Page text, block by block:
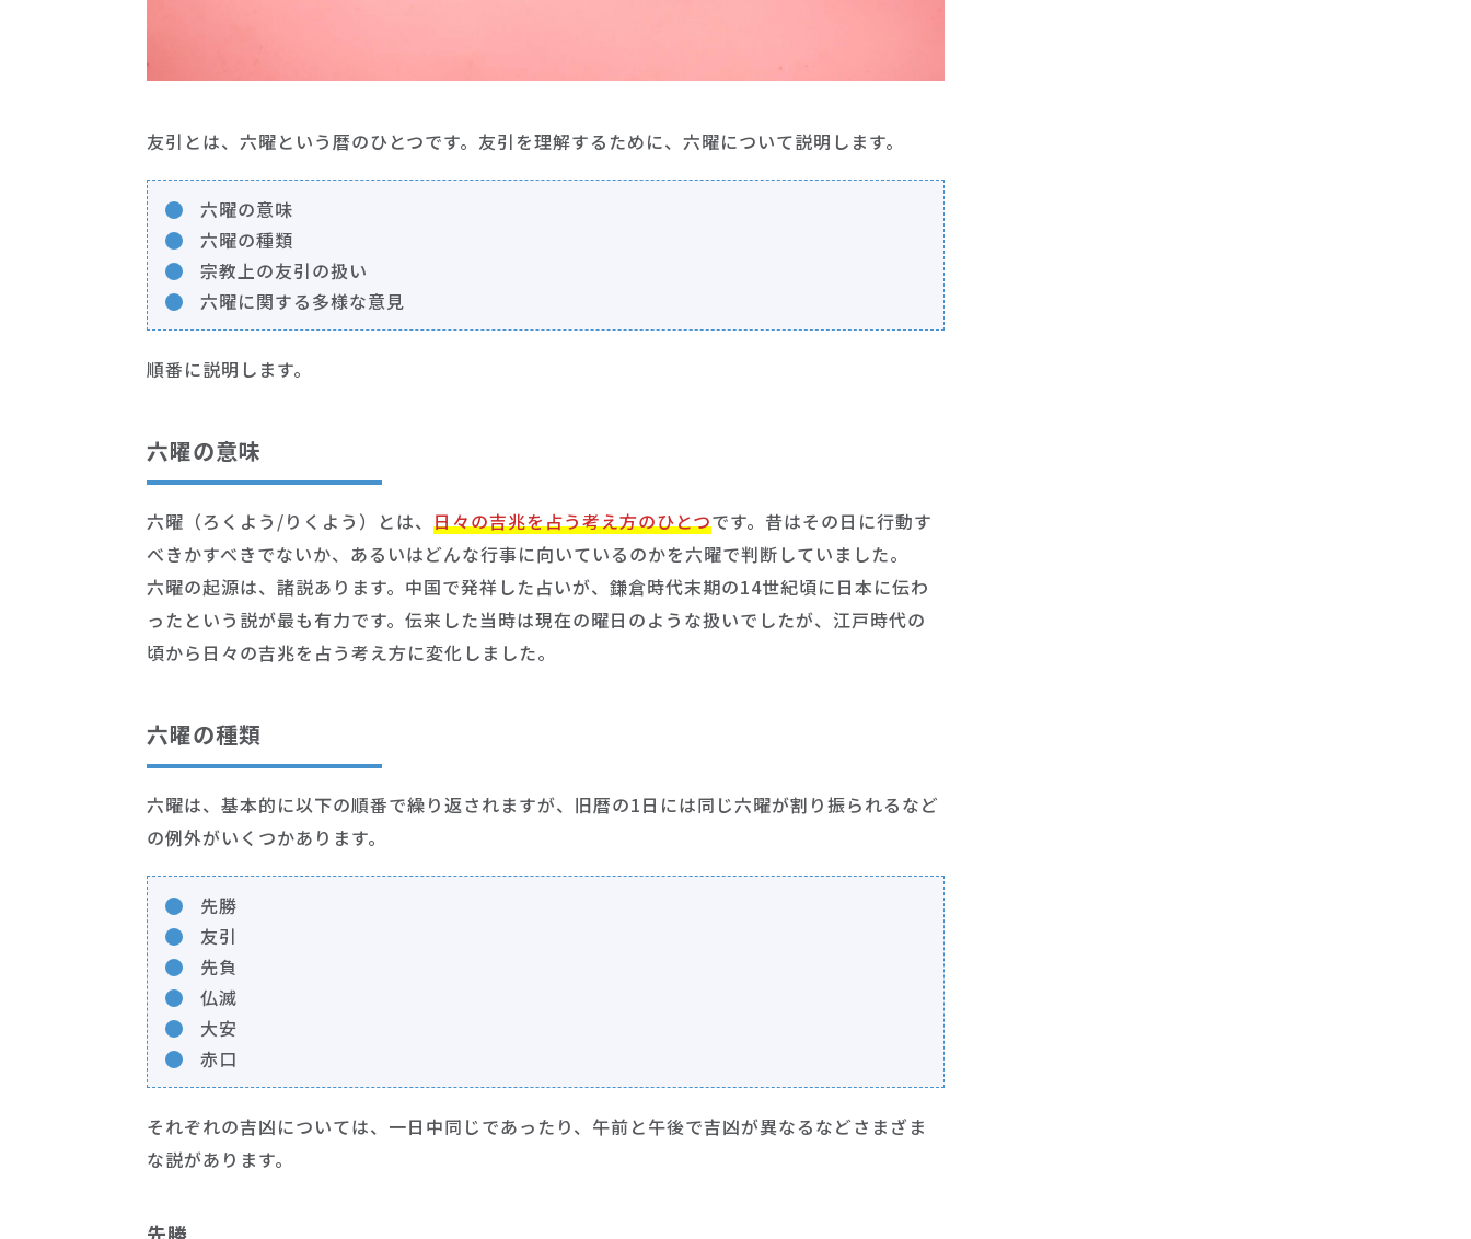
友引とは、六曜という暦のひとつです。友引を理解するために、六曜について説明します。
六曜の意味
六曜の種類
宗教上の友引の扱い
六曜に関する多様な意見
順番に説明します。
六曜の意味
六曜（ろくよう/りくよう）とは、日々の吉兆を占う考え方のひとつです。昔はその日に行動す
べきかすべきでないか、あるいはどんな行事に向いているのかを六曜で判断していました。
六曜の起源は、諸説あります。中国で発祥した占いが、鎌倉時代末期の14世紀頃に日本に伝わ
ったという説が最も有力です。伝来した当時は現在の曜日のような扱いでしたが、江戸時代の
頃から日々の吉兆を占う考え方に変化しました。
六曜の種類
六曜は、基本的に以下の順番で繰り返されますが、旧暦の1日には同じ六曜が割り振られるなど
の例外がいくつかあります。
先勝
友引
先負
仏滅
大安
赤口
それぞれの吉凶については、一日中同じであったり、午前と午後で吉凶が異なるなどさまざま
な説があります。